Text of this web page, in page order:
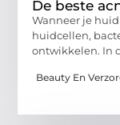
De beste
Wanneer je
huidcellen,
ontwikkelen. In
Beauty En